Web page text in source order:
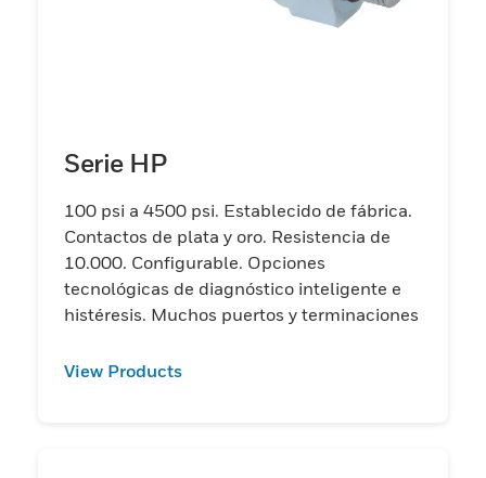
Serie HP
100 psi a 4500 psi. Establecido de fábrica.
Contactos de plata y oro. Resistencia de
10.000. Configurable. Opciones
tecnológicas de diagnóstico inteligente e
histéresis. Muchos puertos y terminaciones
View Products